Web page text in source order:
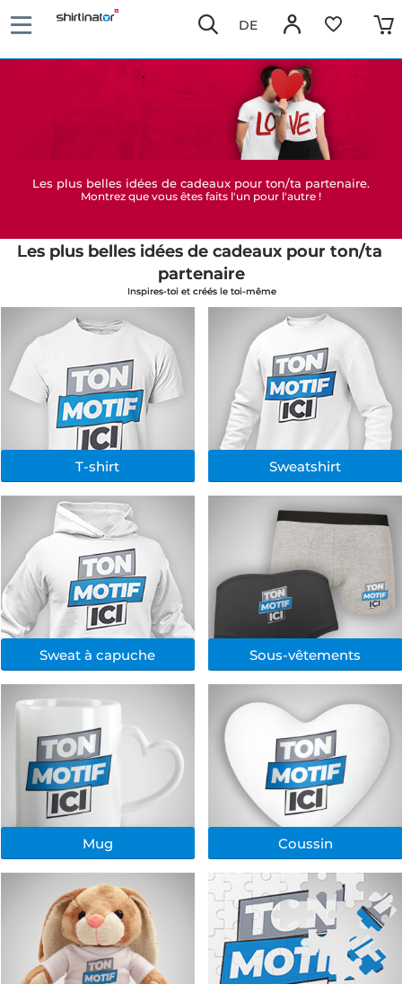
DE
Les plus belles idées de cadeaux pour ton/ta partenaire.
Montrez que vous êtes faits l'un pour l'autre !
Les plus belles idées de cadeaux pour ton/ta
partenaire
Inspires-toi et créés le toi-même
T-shirt Sweatshirt
Sweat à capuche Sous-vêtements
Mug Coussin